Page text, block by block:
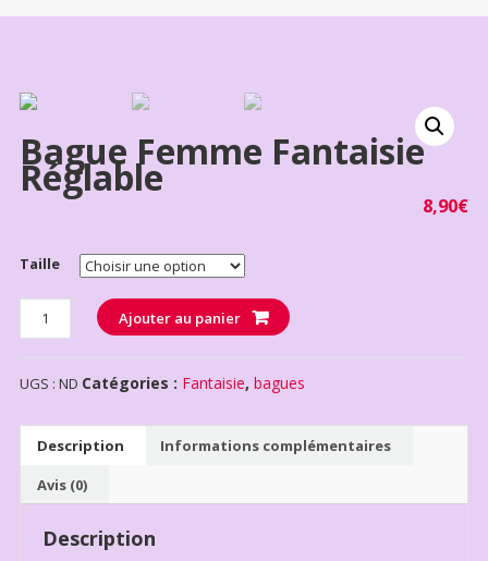
Bague Femme Fantaisie
Réglable
8,90€
Taille
Quantité Ajouter au panier
UGS : ND Catégories : Fantaisie, bagues
Description
Informations complémentaires
Avis (0)
Description